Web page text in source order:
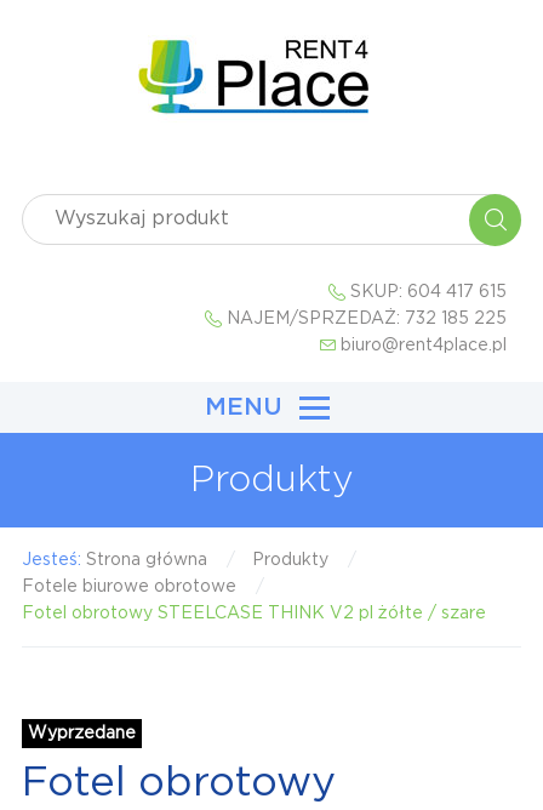
SKUP: 604 417 615
NAJEM/SPRZEDAŻ: 732 185 225
biuro@rent4place.pl
MENU
Produkty
Jesteś: Strona główna
Produkty
Fotele biurowe obrotowe
Fotel obrotowy STEELCASE THINK V2 pl żółte / szare
Wyprzedane
Fotel obrotowy